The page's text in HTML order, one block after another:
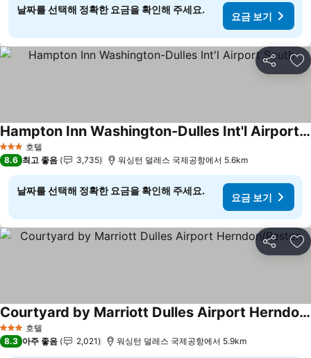
날짜를 선택해 정확한 요금을 확인해 주세요.
요금 보기
공유 즐
3 성급 호텔
Hampton Inn Washington-Dulles Int'l Airport South
8.6 최고 좋음 3,735 워싱턴 덜레스 국제공항에서 5.6km
날짜를 선택해 정확한 요금을 확인해 주세요.
요금 보기
공유 즐
3 성급 호텔
Courtyard by Marriott Dulles Airport Herndon/Reston
8.3 아주 좋음 2,021 워싱턴 덜레스 국제공항에서 5.9km